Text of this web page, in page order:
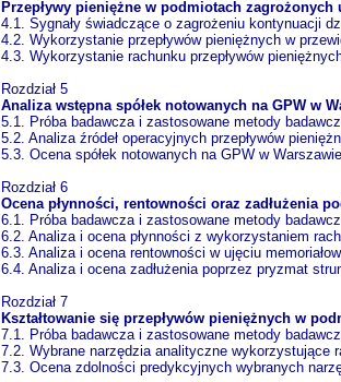
Przepływy pieniężne w podmiotach zagrożonych
4.1. Sygnały świadczące o zagrożeniu kontynuacji
4.2. Wykorzystanie przepływów pieniężnych w
4.3. Wykorzystanie rachunku przepływów
Rozdział 5
Analiza wstępna spółek notowanych na GPW w
5.1. Próba badawcza i zastosowane metody
5.2. Analiza źródeł operacyjnych przepływów
5.3. Ocena spółek notowanych na GPW w
Rozdział 6
Ocena płynności, rentowności oraz zadłużenia
6.1. Próba badawcza i zastosowane metody
6.2. Analiza i ocena płynności z wykorzystaniem
6.3. Analiza i ocena rentowności w ujęciu
6.4. Analiza i ocena zadłużenia poprzez pryzmat
Rozdział 7
Kształtowanie się przepływów pieniężnych w
7.1. Próba badawcza i zastosowane metody
7.2. Wybrane narzędzia analityczne wykorzystujące
7.3. Ocena zdolności predykcyjnych wybranych